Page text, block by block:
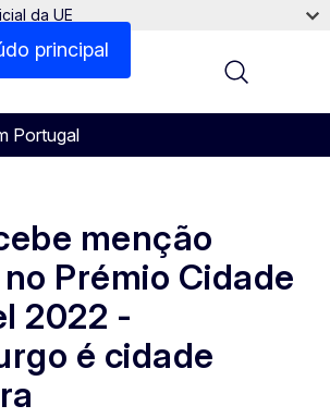
principal
da UE
Portugal
menção
Prémio Cidade
2022 -
é cidade